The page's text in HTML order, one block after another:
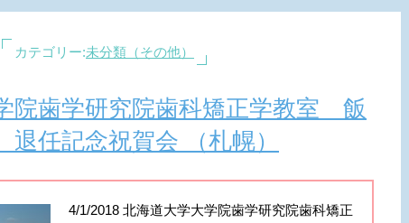
カテゴリー:未分類（その他）
院歯学研究院歯科矯正学教室 飯
任記念祝賀会 （札幌）
4/1/2018 北海道大学大学院歯学研究院歯科矯正